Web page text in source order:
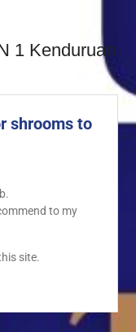
1 Kenduruan
shrooms to
to my
site.